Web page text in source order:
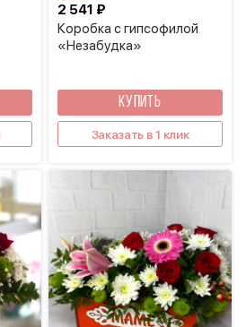
Коробка с гипсофилой
«Незабудка»
2 541 ₽
КУПИТЬ
Заказать в 1 клик